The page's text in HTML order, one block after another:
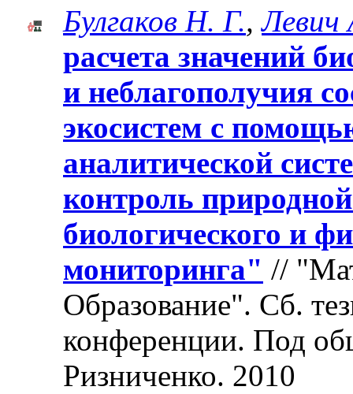
Булгаков Н. Г.,Левич
расчета значений
и неблагополучия
экосистем с
аналитической
контроль
биологического и
мониторинга" //
Образование". Cб.
конференции. Под
Ризниченко. 2010